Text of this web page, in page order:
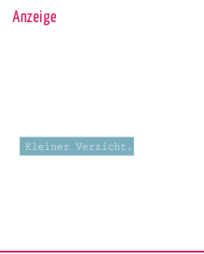
Anzeige